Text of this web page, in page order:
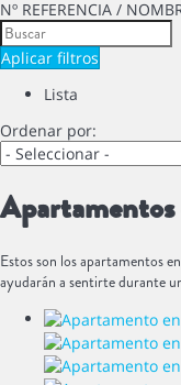
Nº REFERENCIA /
Aplicar filtros
Lista
Ordenar por:
Apartamentos
Estos son los apartamentos
ayudarán a sentirte durante